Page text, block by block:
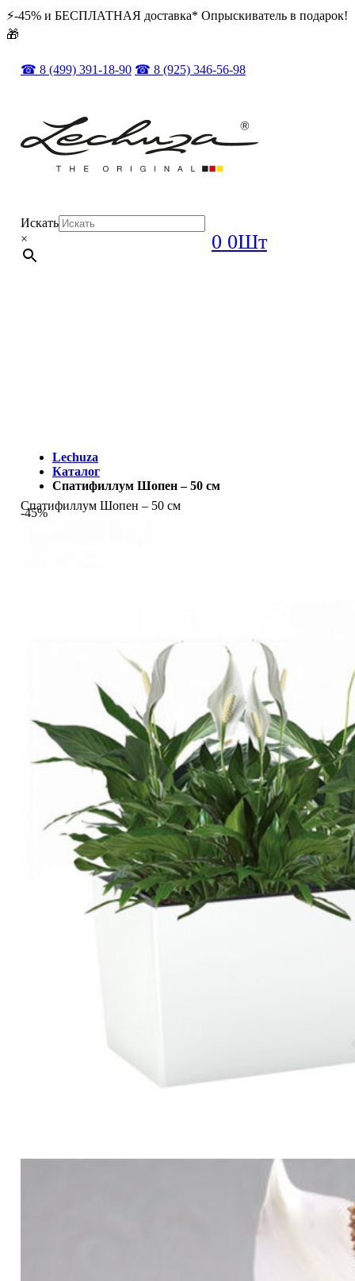
⚡️️-45% и БЕСПЛАТНАЯ доставка* Опрыскиватель в подарок!
🎁
☎ 8 (499) 391-18-90 ☎ 8 (925) 346-56-98
Искать
×
0 0Шт
Lechuza
Каталог
Спатифиллум Шопен – 50 см
Спатифиллум Шопен – 50 см
-45%